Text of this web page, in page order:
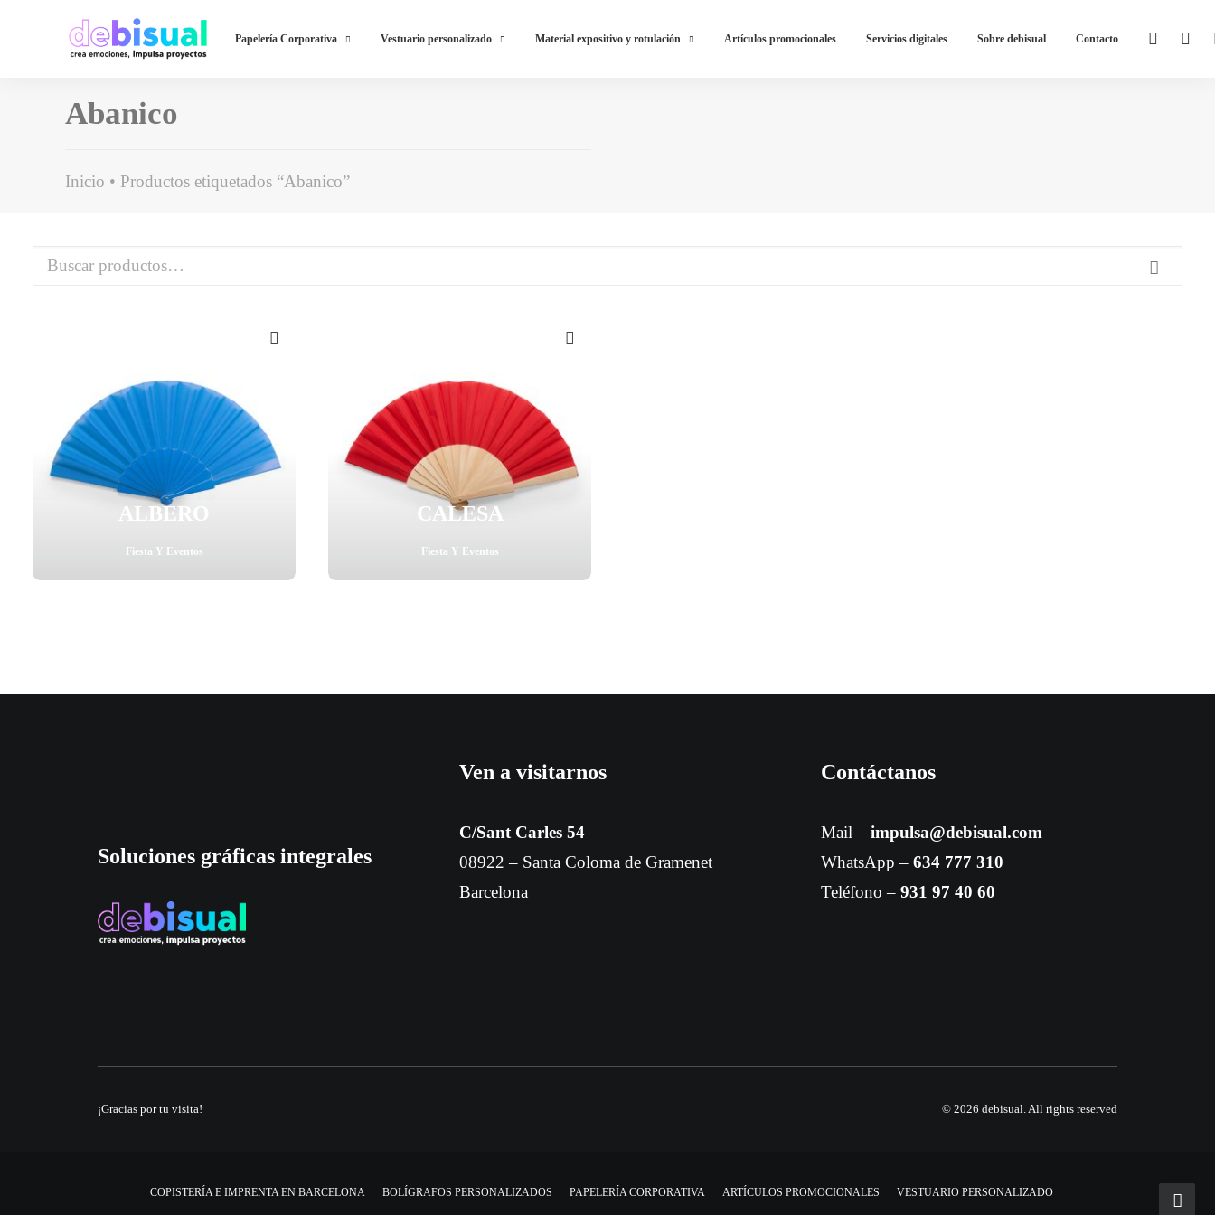
Papelería Corporativa Vestuario personalizado Material expositivo y rotulación Artículos promocionales Servicios digitales Sobre debisual Contacto
Abanico
Inicio Productos etiquetados “Abanico”
Buscar
ALBERO
Fiesta Y Eventos
CALESA
Fiesta Y Eventos
Soluciones gráficas integrales
Ven a visitarnos
C/Sant Carles 54
08922 – Santa Coloma de Gramenet
Barcelona
Contáctanos
Mail – impulsa@debisual.com
WhatsApp – 634 777 310
Teléfono – 931 97 40 60
¡Gracias por tu visita! © 2026 debisual.All rights reserved
COPISTERÍA E IMPRENTA EN BARCELONA BOLÍGRAFOS PERSONALIZADOS PAPELERÍA CORPORATIVA ARTÍCULOS PROMOCIONALES VESTUARIO PERSONALIZADO